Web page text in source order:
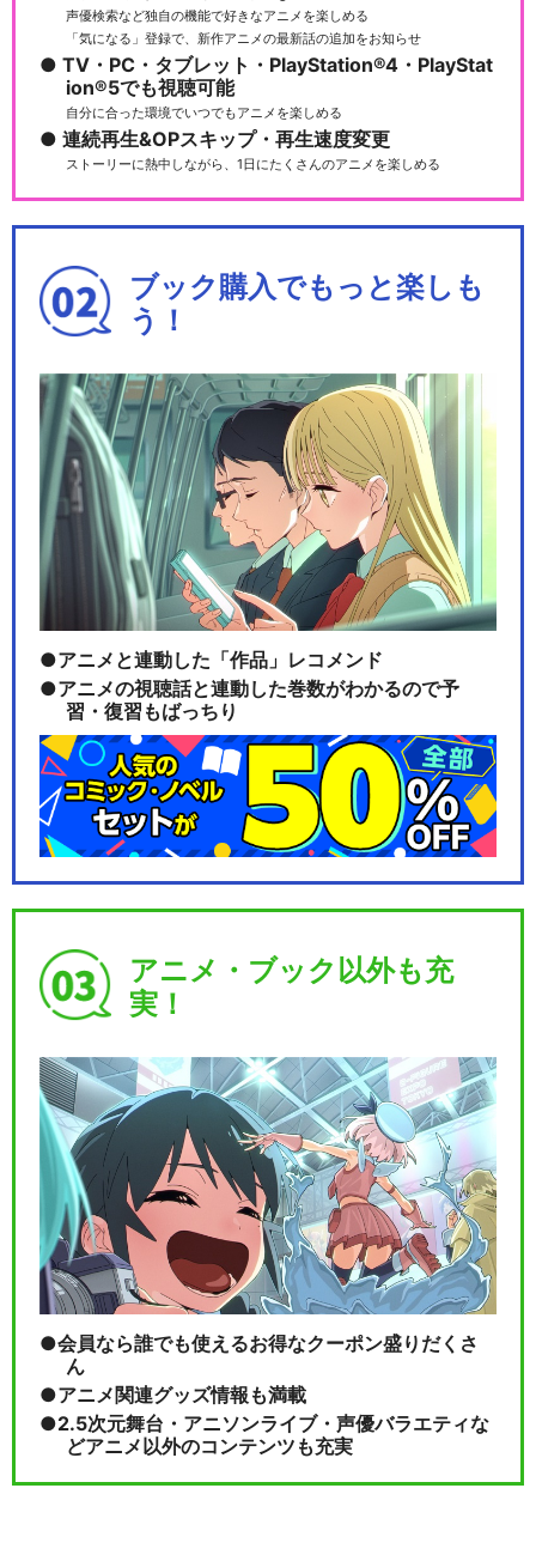
声優検索など独自の機能で好きなアニメを楽しめる
「気になる」登録で、新作アニメの最新話の追加をお知らせ
TV・PC・タブレット・PlayStation®4・PlayStat
ion®5でも視聴可能
自分に合った環境でいつでもアニメを楽しめる
連続再生&OPスキップ・再生速度変更
ストーリーに熱中しながら、1日にたくさんのアニメを楽しめる
ブック購入でもっと楽しも
う！
アニメと連動した「作品」レコメンド
アニメの視聴話と連動した巻数がわかるので予
習・復習もばっちり
アニメ・ブック以外も充
実！
会員なら誰でも使えるお得なクーポン盛りだくさ
ん
アニメ関連グッズ情報も満載
2.5次元舞台・アニソンライブ・声優バラエティな
どアニメ以外のコンテンツも充実